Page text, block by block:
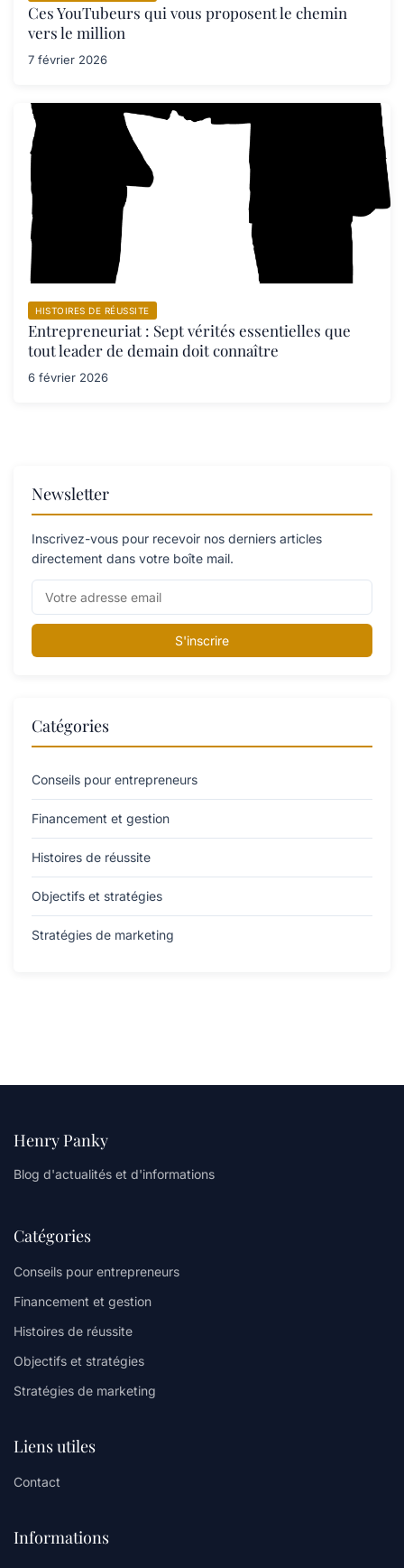
Ces YouTubeurs qui vous proposent le chemin
vers le million
7 février 2026
HISTOIRES DE RÉUSSITE
Entrepreneuriat : Sept vérités essentielles que
tout leader de demain doit connaître
6 février 2026
Newsletter
Inscrivez-vous pour recevoir nos derniers articles
directement dans votre boîte mail.
S'inscrire
Catégories
Conseils pour entrepreneurs
Financement et gestion
Histoires de réussite
Objectifs et stratégies
Stratégies de marketing
Henry Panky
Blog d'actualités et d'informations
Catégories
Conseils pour entrepreneurs
Financement et gestion
Histoires de réussite
Objectifs et stratégies
Stratégies de marketing
Liens utiles
Contact
Informations